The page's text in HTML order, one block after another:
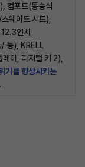
컴포트(동승석
웨이드 시트),
인치
등), KRELL
이, 디지털 키 2),
기를 향상시키는